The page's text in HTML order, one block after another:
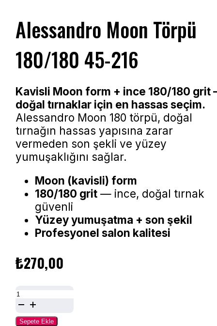
Alessandro Moon Törpü
180/180 45-216
Kavisli Moon form + ince 180/180 grit
doğal tırnaklar için en hassas seçim.
Alessandro Moon 180 törpü, doğal
tırnağın hassas yapısına zarar
vermeden son şekli ve yüzey
yumuşaklığını sağlar.
Moon (kavisli) form
180/180 grit — ince, doğal tırnak
güvenli
Yüzey yumuşatma + son şekil
Profesyonel salon kalitesi
₺270,00
Alessandro
Moon
Törpü
Sepete Ekle